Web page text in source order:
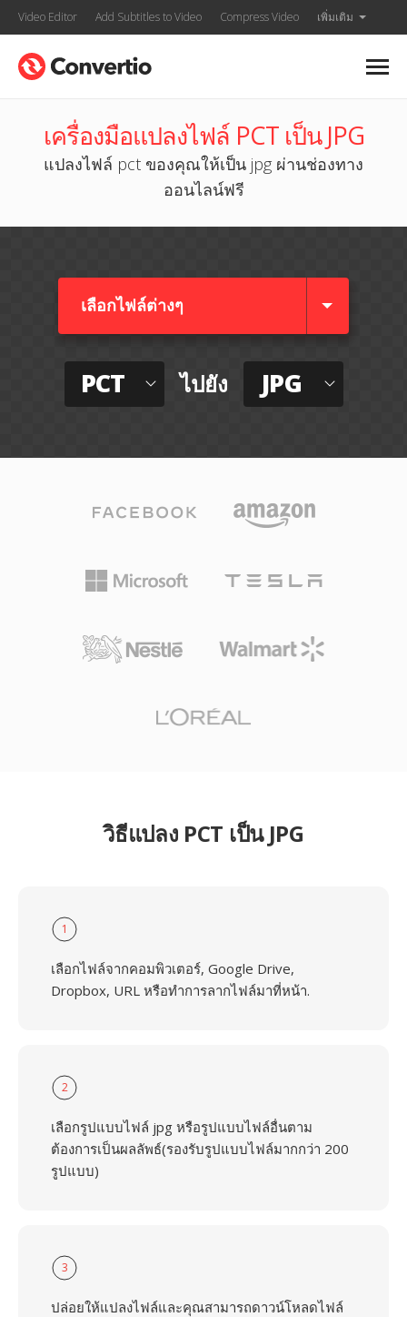
Video Editor Add Subtitles to Video Compress Video เพิ่มเติม
เครื่องมือแปลงไฟล์ PCT เป็น JPG
แปลงไฟล์ pct ของคุณให้เป็น jpg ผ่านช่องทาง
ออนไลน์ฟรี
เลือกไฟล์ต่างๆ​
PCT ไปยัง JPG
วิธีแปลง PCT เป็น JPG
1
เลือกไฟล์จากคอมพิวเตอร์, Google Drive,
Dropbox, URL หรือทำการลากไฟล์มาที่หน้า.
2
เลือกรูปแบบไฟล์ jpg หรือรูปแบบไฟล์อื่นตาม
ต้องการเป็นผลลัพธ์(รองรับรูปแบบไฟล์มากกว่า 200
รูปแบบ)
3
ปล่อยให้แปลงไฟล์และคุณสามารถดาวน์โหลดไฟล์